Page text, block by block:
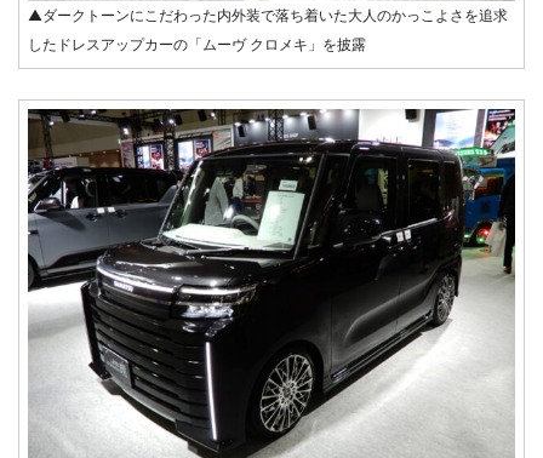
▲ダークトーンにこだわった内外装で落ち着いた大人のかっこよさを追求
したドレスアップカーの「ムーヴ クロメキ」を披露